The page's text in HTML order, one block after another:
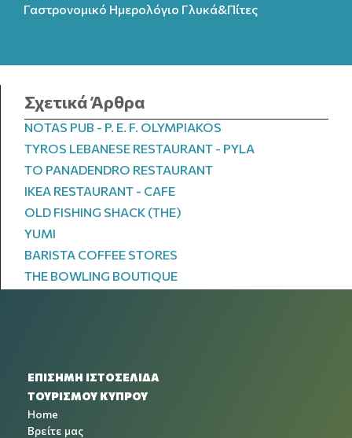
Γαστρονομικό Ημερολόγιo Γλυκά&Πίτες
Σχετικά Άρθρα
NOTAS PUB - P. E. F. OLYMPIAKOS
TYROS LEBANESE RESTAURANT - PYLA
TO PANADENDRO RESTAURANT
IKEA RESTAURANT - CAFE
OLD FISHING SHACK (THE)
YUMI
BARISTA COFFEE STORES
THE BOWLING BOUTIQUE
ΕΠΙΣΗΜΗ ΙΣΤΟΣΕΛΙΔΑ
ΤΟΥΡΙΣΜΟΥ ΚΥΠΡΟΥ
Home
Βρείτε μας